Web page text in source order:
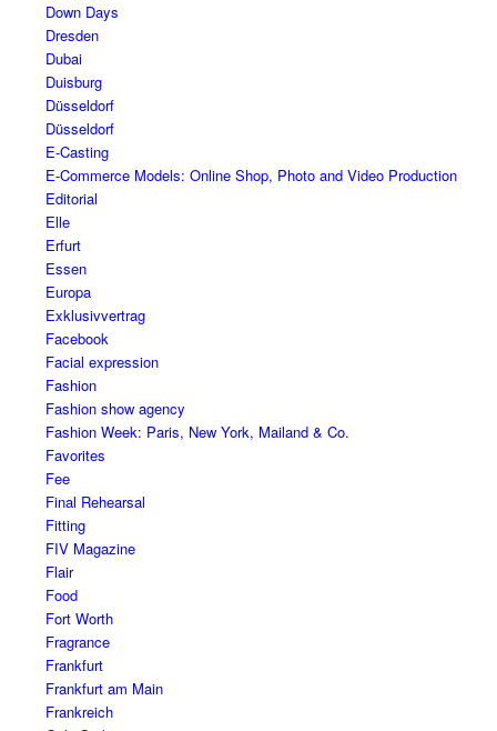
Down Days
Dresden
Dubai
Duisburg
Düsseldorf
Düsseldorf
E-Casting
E-Commerce Models: Online Shop, Photo and Video Production
Editorial
Elle
Erfurt
Essen
Europa
Exklusivvertrag
Facebook
Facial expression
Fashion
Fashion show agency
Fashion Week: Paris, New York, Mailand & Co.
Favorites
Fee
Final Rehearsal
Fitting
FIV Magazine
Flair
Food
Fort Worth
Fragrance
Frankfurt
Frankfurt am Main
Frankreich